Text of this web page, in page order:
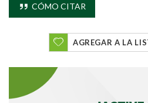
CÓMO CITAR
AGREGAR A LA